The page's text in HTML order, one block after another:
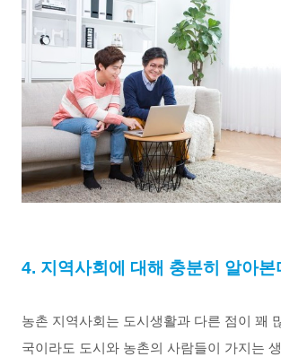
4. 지역사회에 대해 충분히 알아본
농촌 지역사회는 도시생활과 다른 점이 꽤
국이라도 도시와 농촌의 사람들이 가지는